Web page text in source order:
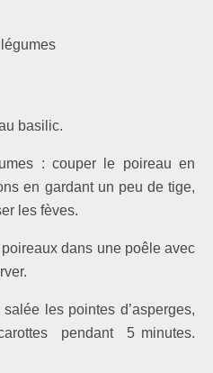
basilic.
: couper le poireau en
en gardant un peu de tige,
les fèves.
dans une poêle avec
les pointes d’asper­ges,
pendant 5 minutes.